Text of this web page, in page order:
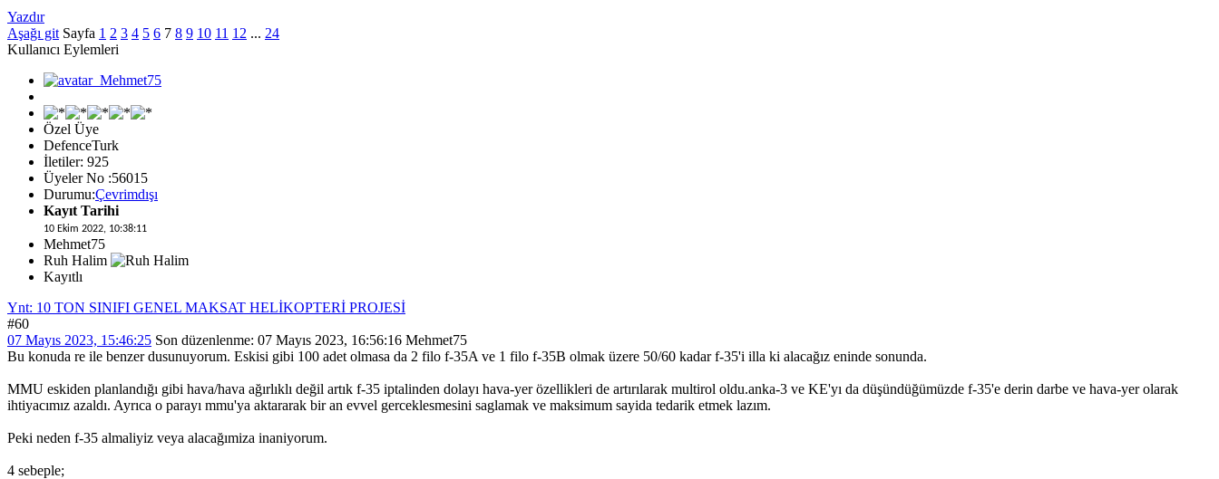
Yazdır
Aşağı git Sayfa 1 2 3 4 5 6 7 8 9 10 11 12 ... 24
Kullanıcı Eylemleri
Özel Üye
DefenceTurk
İletiler: 925
Üyeler No :56015
Durumu:Çevrimdışı
Kayıt Tarihi
10 Ekim 2022, 10:38:11
Mehmet75
Ruh Halim
Kayıtlı
Ynt: 10 TON SINIFI GENEL MAKSAT HELİKOPTERİ PROJESİ
#60
07 Mayıs 2023, 15:46:25 Son düzenlenme: 07 Mayıs 2023, 16:56:16 Mehmet75
Bu konuda re ile benzer dusunuyorum. Eskisi gibi 100 adet olmasa da 2 filo f-35A ve 1 filo f-35B olmak üzere 50/60 kadar f-35'i illa ki alacağız eninde sonunda.
MMU eskiden planlandığı gibi hava/hava ağırlıklı değil artık f-35 iptalinden dolayı hava-yer özellikleri de artırılarak multirol oldu.anka-3 ve KE'yı da düşündüğümüzde f-35'e derin darbe ve hava-yer olarak
ihtiyacımız azaldı. Ayrıca o parayı mmu'ya aktararak bir an evvel gerceklesmesini saglamak ve maksimum sayida tedarik etmek lazım.
Peki neden f-35 almaliyiz veya alacağımiza inaniyorum.
4 sebeple;